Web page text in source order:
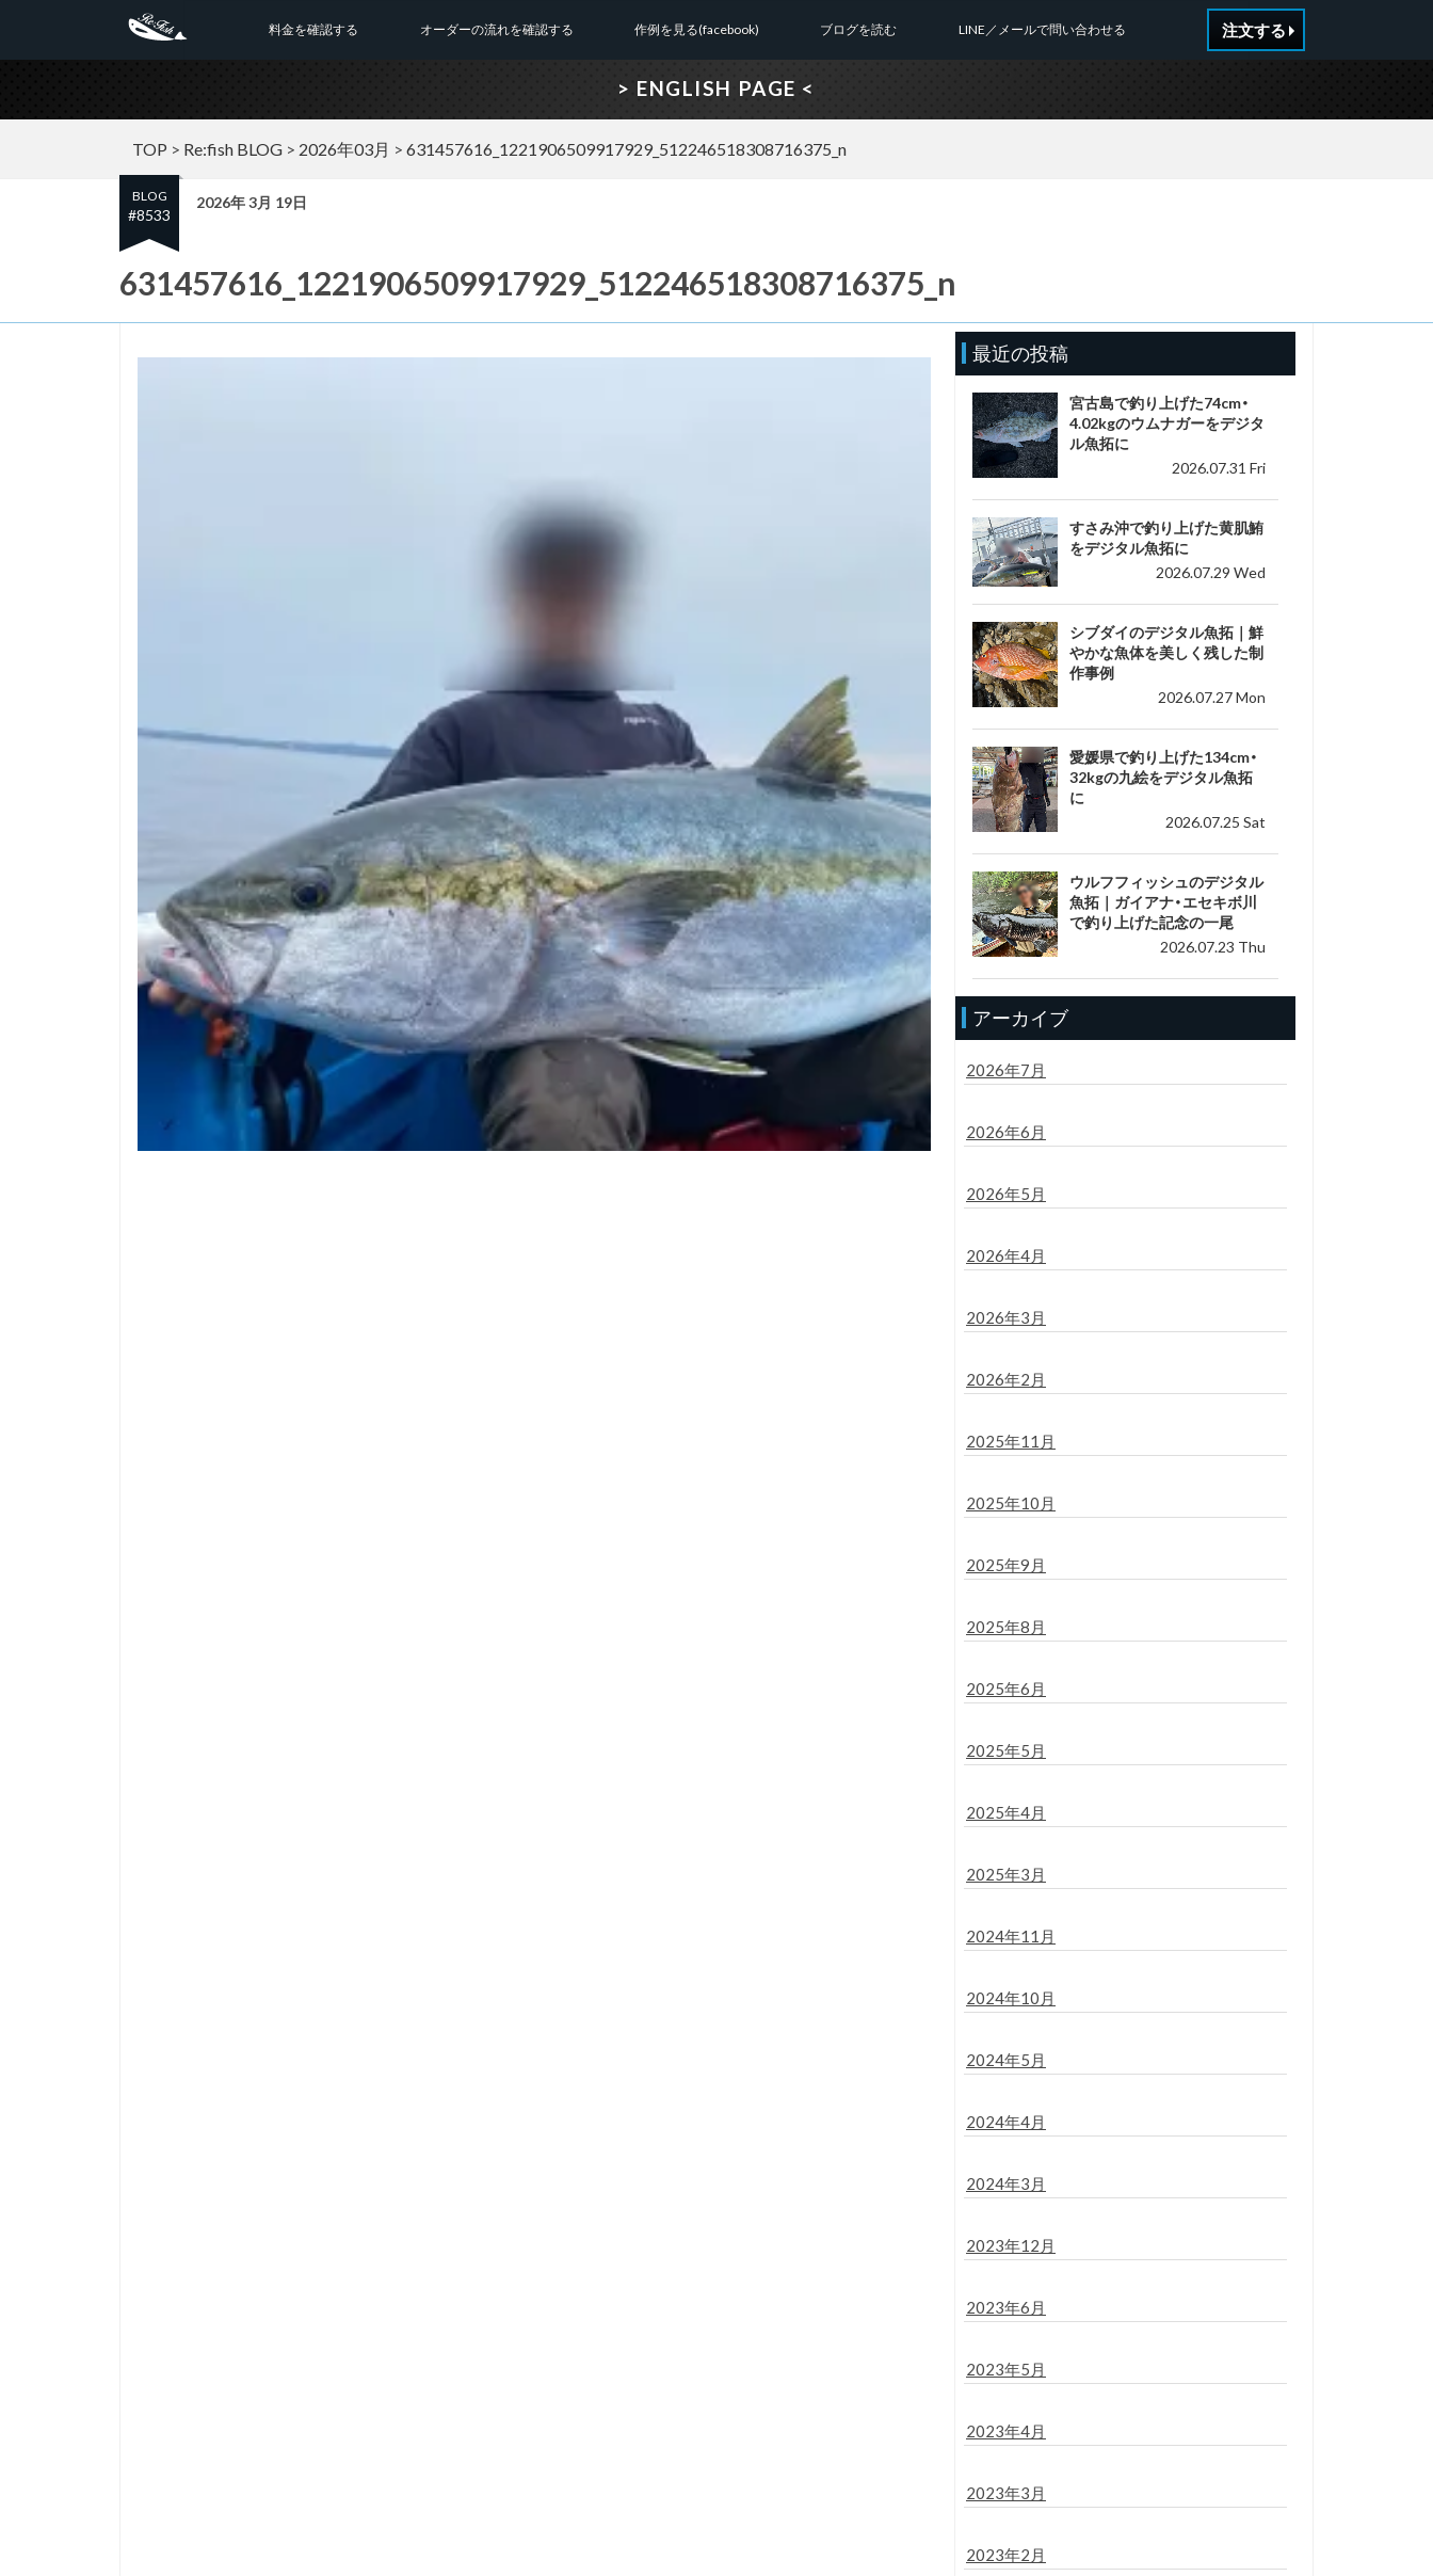
LINE／メールで問い合わせる
料金を確認する オーダーの流れを確認する 作例を見る(facebook) ブログを読む 注文する
> ENGLISH PAGE <
TOP > Re:fish BLOG > 2026年03月 > 631457616_1221906509917929_512246518308716375_n
BLOG
#8533
2026年 3月 19日
631457616_1221906509917929_512246518308716375_n
最近の投稿
宮古島で釣り上げた74cm・
4.02kgのウムナガーをデジタ
ル魚拓に
2026.07.31 Fri
すさみ沖で釣り上げた黄肌鮪
をデジタル魚拓に
2026.07.29 Wed
シブダイのデジタル魚拓｜鮮
やかな魚体を美しく残した制
作事例
2026.07.27 Mon
愛媛県で釣り上げた134cm・
32kgの九絵をデジタル魚拓
に
2026.07.25 Sat
ウルフフィッシュのデジタル
魚拓｜ガイアナ・エセキボ川
で釣り上げた記念の一尾
2026.07.23 Thu
アーカイブ
2026年7月
2026年6月
2026年5月
2026年4月
2026年3月
2026年2月
2025年11月
2025年10月
2025年9月
2025年8月
2025年6月
2025年5月
2025年4月
2025年3月
2024年11月
2024年10月
2024年5月
2024年4月
2024年3月
2023年12月
2023年6月
2023年5月
2023年4月
2023年3月
2023年2月